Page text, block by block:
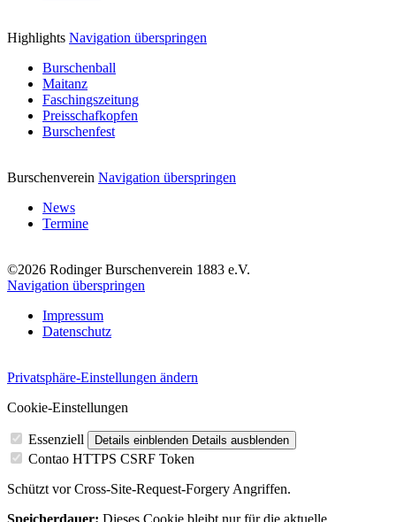
Highlights Navigation überspringen
Burschenball
Maitanz
Faschingszeitung
Preisschafkopfen
Burschenfest
Burschenverein Navigation überspringen
News
Termine
©2026 Rodinger Burschenverein 1883 e.V.
Navigation überspringen
Impressum
Datenschutz
Privatsphäre-Einstellungen ändern
Cookie-Einstellungen
Essenziell Details einblenden Details ausblenden
Contao HTTPS CSRF Token
Schützt vor Cross-Site-Request-Forgery Angriffen.
Speicherdauer: Dieses Cookie bleibt nur für die aktuelle